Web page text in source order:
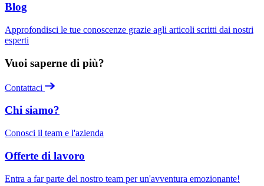
Blog
Approfondisci le tue conoscenze grazie agli articoli scritti dai nostri
esperti
Vuoi saperne di più?
Contattaci
Chi siamo?
Conosci il team e l'azienda
Offerte di lavoro
Entra a far parte del nostro team per un'avventura emozionante!